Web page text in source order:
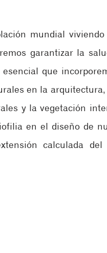
mundial
garantizar la
que
en la
y la vegetación
en el diseño de
calculada